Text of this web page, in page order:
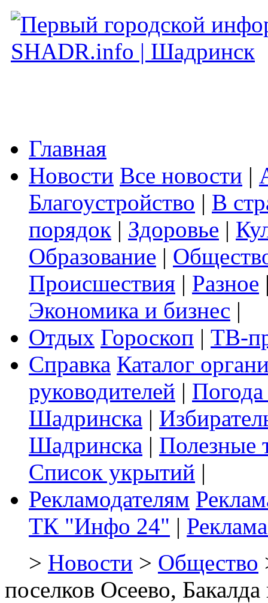
Главная
Новости Все новости |
Благоустройство | В
порядок | Здоровье |
Образование |
Происшествия | Разное
Экономика и бизнес |
Отдых Гороскоп | ТВ-
Справка Каталог
руководителей |
Шадринска |
Шадринска | Полезные
Список укрытий |
Рекламодателям
ТК "Инфо 24" |
> Новости > Общество
поселков Осеево,